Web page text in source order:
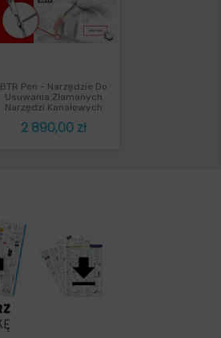
BTR Pen - Narzędzie Do
Usuwania Złamanych
Narzędzi Kanałowych
Cena
2 890,00 zł
Szybki podgląd